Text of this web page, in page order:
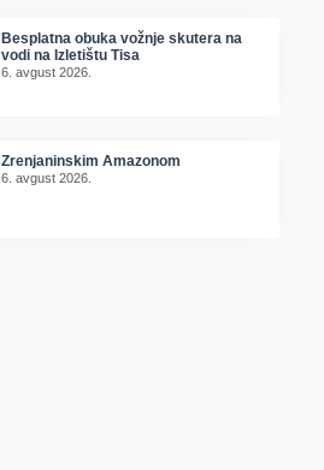
Besplatna obuka vožnje skutera na
vodi na Izletištu Tisa
6. avgust 2026.
Zrenjaninskim Amazonom
6. avgust 2026.